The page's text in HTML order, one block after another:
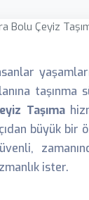
Taşıma
büyük bir
ister.